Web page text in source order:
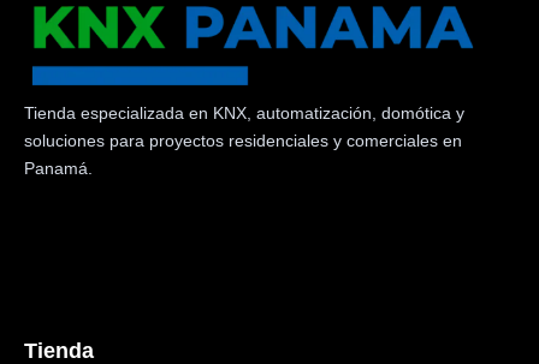
Tienda especializada en KNX, automatización, domótica y
soluciones para proyectos residenciales y comerciales en
Panamá.
Tienda